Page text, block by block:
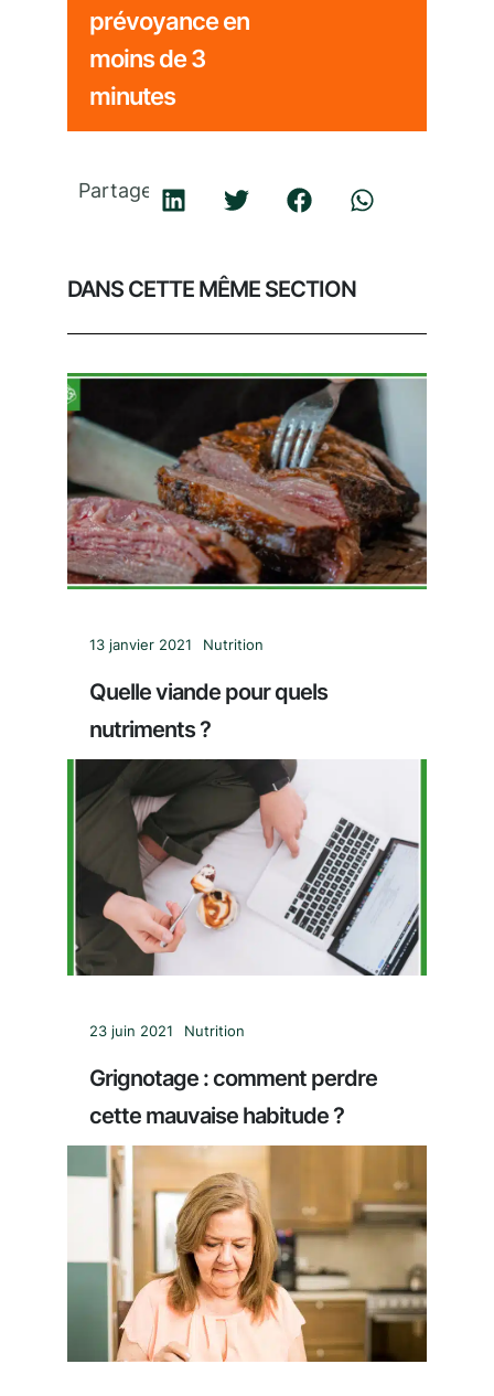
prévoyance en
moins de 3
minutes
Partager
DANS CETTE MÊME SECTION
13 janvier 2021 Nutrition
Quelle viande pour quels
nutriments ?
23 juin 2021 Nutrition
Grignotage : comment perdre
cette mauvaise habitude ?